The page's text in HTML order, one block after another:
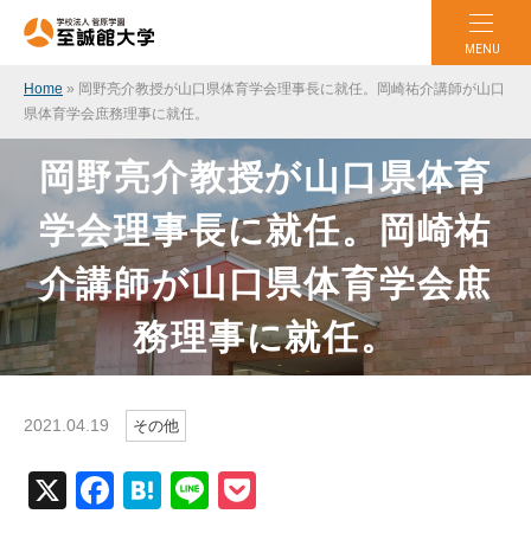
MENU
Home » 岡野亮介教授が山口県体育学会理事長に就任。岡崎祐介講師が山口
県体育学会庶務理事に就任。
岡野亮介教授が山口県体育
学会理事長に就任。岡崎祐
介講師が山口県体育学会庶
務理事に就任。
2021.04.19 その他
X Facebook
Hatena
Line